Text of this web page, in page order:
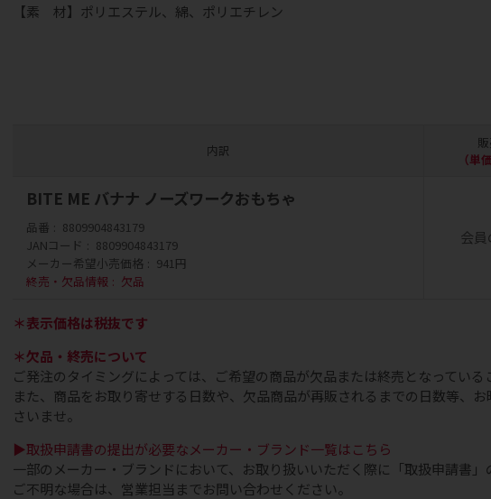
【素 材】ポリエステル、綿、ポリエチレン
内訳
（
BITE ME バナナ ノーズワークおもちゃ
品番
8809904843179
JANコード
8809904843179
メーカー希望小売価格
941円
終売・欠品情報
欠品
会
＊表示価格は税抜です
＊欠品・終売について
ご発注のタイミングによっては、ご希望の商品が欠品または終売となっている
また、商品をお取り寄せする日数や、欠品商品が再販されるまでの日数等、
さいませ。
▶取扱申請書の提出が必要なメーカー・ブランド一覧はこちら
一部のメーカー・ブランドにおいて、お取り扱いいただく際に「取扱申請書
ご不明な場合は、営業担当までお問い合わせください。